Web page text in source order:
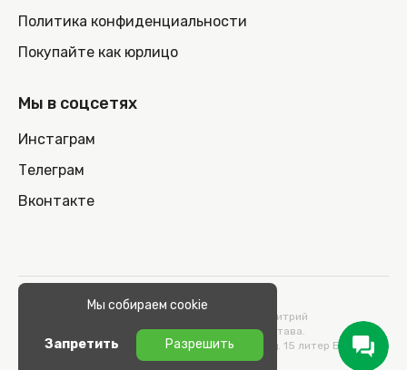
Политика конфиденциальности
Покупайте как юрлицо
Мы в соцсетях
Инстаграм
Телеграм
Вконтакте
© 2026 100nout.by,
ООО «СТОНОУТБУКОВ» Директор Метельский Дмитрий
Константинович, действующий на основании Устава.
Адрес: 220100, Беларусь, г. Минск, ул. Кульман, д. 15 литер Б 9/к.
Мы собираем cookie
Запретить Разрешить